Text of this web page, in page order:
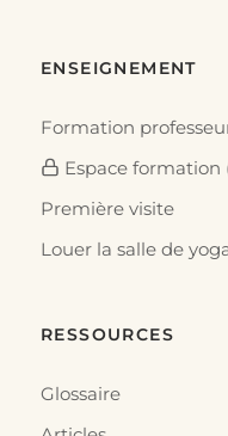
ENSEIGNEMENT
Formation
Espace formation
Première visite
Louer la salle de
RESSOURCES
Glossaire